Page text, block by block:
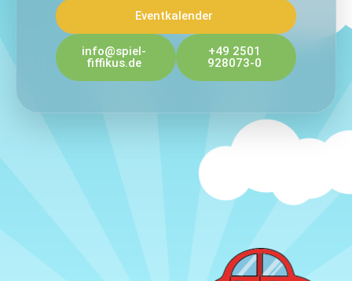
Eventkalender
info@spiel-
fiffikus.de
+49 2501
928073-0